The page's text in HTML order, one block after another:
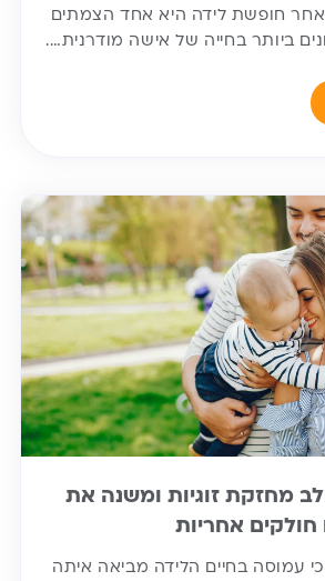
חופשת לידה היא אחד הצמתים
ביותר בחייה של אישה מודרנית….
מחזקת זוגיות ומשנה את
אחריות
עמוסה בחיים הלידה מביאה איתה